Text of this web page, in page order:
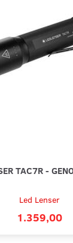
TAC7R -
Led Lenser
1.359,00